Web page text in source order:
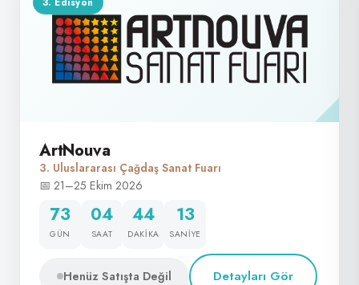
ArtNouva
3. Uluslararası Çağdaş Sanat Fuarı
📅 21–25 Ekim 2026
73
GÜN
04
SAAT
44
DAKIKA
12
SANIYE
Henüz Satışta Değil Detayları Gör